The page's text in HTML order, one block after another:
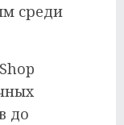
среди
до